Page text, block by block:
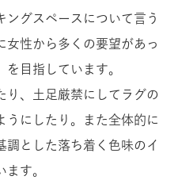
ングスペースについて言う
女性から多くの要望があっ
目指しています。
り、土足厳禁にしてラグの
うにしたり。また全体的に
調とした落ち着く色味のイ
す。